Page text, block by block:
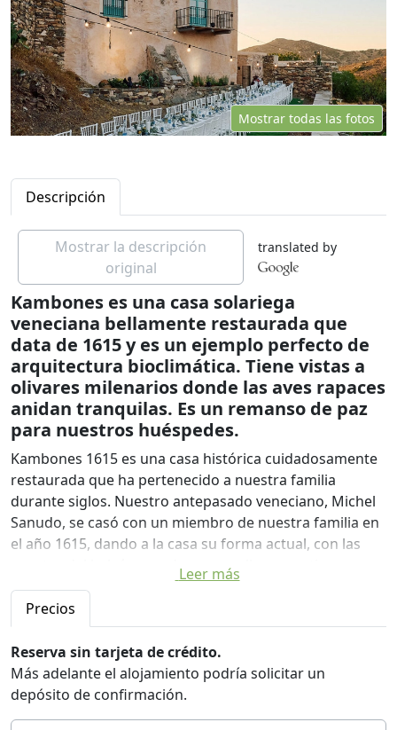
Mostrar todas las fotos
Descripción
Mostrar la descripción
original
translated by
Kambones es una casa solariega
veneciana bellamente restaurada que
data de 1615 y es un ejemplo perfecto de
arquitectura bioclimática. Tiene vistas a
olivares milenarios donde las aves rapaces
anidan tranquilas. Es un remanso de paz
para nuestros huéspedes.
Kambones 1615 es una casa histórica cuidadosamente
restaurada que ha pertenecido a nuestra familia
durante siglos. Nuestro antepasado veneciano, Michel
Sanudo, se casó con un miembro de nuestra familia en
el año 1615, dando a la casa su forma actual, con las
puertas del balcón que dan a un valle con antiguos
olivares. Los muebles antiguos han sido restaurados y
se han conservado todos los detalles bellos. Los
gruesos muros de piedra lo hacen fresco en verano y
cálido fuera de temporada.
Estamos certificados por Ecoturismo Grecia.
Premio Europeo del Patrimonio Sostenible 2024
Leer más
Precios
Reserva sin tarjeta de crédito.
Más adelante el alojamiento podría solicitar un
depósito de confirmación.